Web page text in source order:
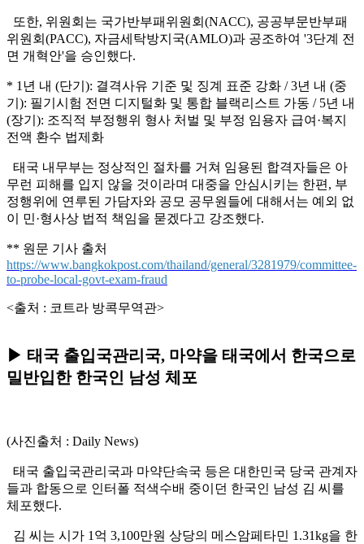
또한, 위원회는 국가반부패위원회(NACC), 공공부문반부패
위원회(PACC), 자금세탁방지국(AMLO)과 공조하여 '3단계 전
면 개혁안'을 승인했다.
* 1년 내 (단기): 결격사유 기준 및 징계 표준 강화 / 3년 내 (중
기): 필기시험 전면 디지털화 및 통합 블랙리스트 가동 / 5년 내
(장기): 조직적 부정행위 형사 처벌 및 부정 임용자 급여·복지
전액 환수 법제화
태국 내무부는 정상적인 절차를 거쳐 임용된 합격자들은 아
무런 피해를 입지 않을 것이라며 대중을 안심시키는 한편, 부
정행위에 연루된 가담자와 공모 공무원들에 대해서는 예외 없
이 민·형사상 법적 책임을 묻겠다고 강조했다.
** 원문 기사 출처
https://www.bangkokpost.com/thailand/general/3281979/committee-
to-probe-local-govt-exam-fraud
<출처 : 코트라 방콕무역관>
▶ 태국 출입국관리국, 마약을 태국에서 한국으로
밀반입한 한국인 남성 체포
(사진출처 : Daily News)
태국 출입국관리국과 마약단속국 등은 대한민국 당국 관계자
들과 합동으로 인터폴 적색수배 중이던 한국인 남성 김 씨를
체포했다.
김 씨는 시가 1억 3,100만원 상당의 메스암페타민 1.31kg을 한